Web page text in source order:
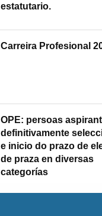
estatutario.
Carreira Profesional
OPE: persoas
definitivamente
e inicio do prazo de
de praza en diversas
categorías